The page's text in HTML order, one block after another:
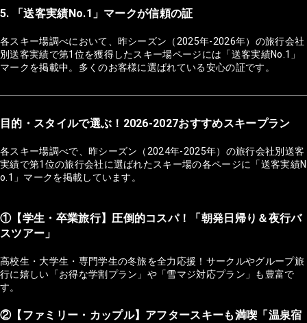
5. 「送客実績No.1」マークが信頼の証
各スキー場調べにおいて、昨シーズン（2025年-2026年）の旅行会社
別送客実績で第1位を獲得したスキー場ページには「送客実績No.1」
マークを掲載中。多くのお客様に選ばれている安心の証です。
目的・スタイルで選ぶ！2026-2027おすすめスキープラン
各スキー場調べで、昨シーズン（2024年-2025年）の旅行会社別送客
実績で第1位の旅行会社に選ばれたスキー場の各ページに「送客実績N
o.1」マークを掲載しています。
①【学生・卒業旅行】圧倒的コスパ！「朝発日帰り＆夜行バ
スツアー」
高校生・大学生・専門学生の冬旅を全力応援！サークルやグループ旅
行に嬉しい「お得な学割プラン」や「雪マジ対応プラン」も豊富で
す。
②【ファミリー・カップル】アフタースキーも満喫「温泉宿